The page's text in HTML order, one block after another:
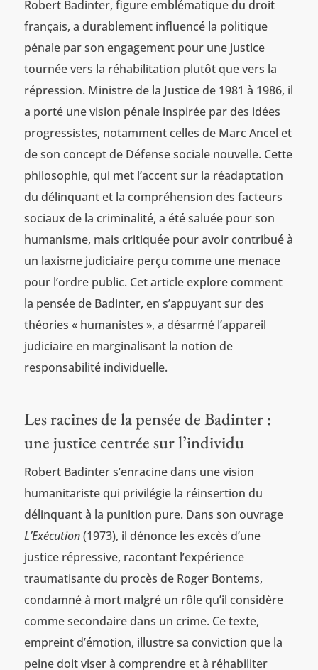
Robert Badinter, figure emblématique du droit
français, a durablement influencé la politique
pénale par son engagement pour une justice
tournée vers la réhabilitation plutôt que vers la
répression. Ministre de la Justice de 1981 à 1986, il
a porté une vision pénale inspirée par des idées
progressistes, notamment celles de Marc Ancel et
de son concept de Défense sociale nouvelle. Cette
philosophie, qui met l’accent sur la réadaptation
du délinquant et la compréhension des facteurs
sociaux de la criminalité, a été saluée pour son
humanisme, mais critiquée pour avoir contribué à
un laxisme judiciaire perçu comme une menace
pour l’ordre public. Cet article explore comment
la pensée de Badinter, en s’appuyant sur des
théories « humanistes », a désarmé l’appareil
judiciaire en marginalisant la notion de
responsabilité individuelle.
Les racines de la pensée de Badinter :
une justice centrée sur l’individu
Robert Badinter s’enracine dans une vision
humanitariste qui privilégie la réinsertion du
délinquant à la punition pure. Dans son ouvrage
L’Exécution(1973), il dénonce les excès d’une
justice répressive, racontant l’expérience
traumatisante du procès de Roger Bontems,
condamné à mort malgré un rôle qu’il considère
comme secondaire dans un crime. Ce texte,
empreint d’émotion, illustre sa conviction que la
peine doit viser à comprendre et à réhabiliter